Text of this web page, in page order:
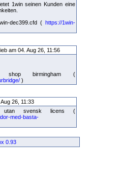
1win seinen Kunden eine
dec399.cfd ( https://1win-
am 04. Aug 26, 11:56
birmingham (
)
26, 11:33
utan svensk licens (
med-basta-
0.93